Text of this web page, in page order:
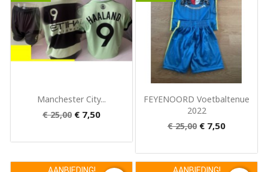
Snel bekijken
Manchester City...
€ 25,00 € 7,50
Snel bekijken
FEYENOORD Voetbaltenue
2022
€ 25,00 € 7,50
AANBIEDING! AANBIEDING!